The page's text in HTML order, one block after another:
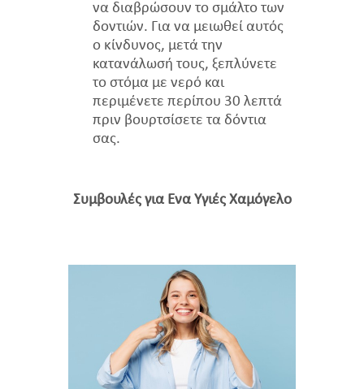
να διαβρώσουν το σμάλτο των
δοντιών. Για να μειωθεί αυτός
ο κίνδυνος, μετά την
κατανάλωσή τους, ξεπλύνετε
το στόμα με νερό και
περιμένετε περίπου 30 λεπτά
πριν βουρτσίσετε τα δόντια
σας.
Συμβουλές για Ένα Υγιές Χαμόγελο